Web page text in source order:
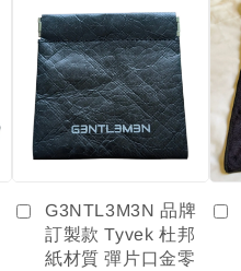
G3NTL3M3N 品牌
訂製款 Tyvek 杜邦
紙材質 彈片口金零